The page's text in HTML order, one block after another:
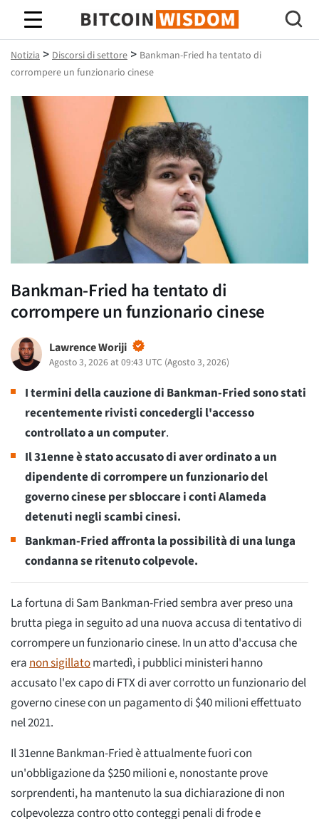
Saggezza Bitcoin
Notizia > Discorsi di settore > Bankman-Fried ha tentato di
corrompere un funzionario cinese
Bankman-Fried ha tentato di
corrompere un funzionario cinese
Lawrence Woriji
Agosto 3, 2026 at 09:43 UTC (Agosto 3, 2026)
I termini della cauzione di Bankman-Fried sono stati
recentemente rivisticoncedergli l'accesso
controllato a un computer.
Il 31enne è stato accusato di aver ordinato a un
dipendente di corrompere un funzionario del
governo cinese per sbloccare i conti Alameda
detenuti negli scambi cinesi.
Bankman-Fried affronta la possibilità di una lunga
condanna se ritenuto colpevole.
La fortuna di Sam Bankman-Fried sembra aver preso una
brutta piega in seguito ad una nuova accusa di tentativo di
corrompere un funzionario cinese. In un atto d'accusa che
eranon sigillatomartedì, i pubblici ministeri hanno
accusato l'ex capo di FTX di aver corrotto un funzionario del
governo cinese con un pagamento di $40 milioni effettuato
nel 2021.
Il 31enne Bankman-Fried è attualmente fuori con
un'obbligazione da $250 milioni e, nonostante prove
sorprendenti, ha mantenuto la sua dichiarazione di non
colpevolezza contro otto conteggi penali di frode e